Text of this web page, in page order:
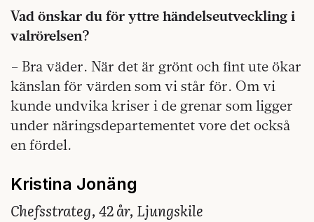
Vad önskar du för yttre händelseutveckling i
valrörelsen?
– Bra väder. När det är grönt och fint ute ökar
känslan för värden som vi står för. Om vi
kunde undvika kriser i de grenar som ligger
under näringsdepartementet vore det också
en fördel.
Kristina Jonäng
Chefsstrateg, 42 år, Ljungskile